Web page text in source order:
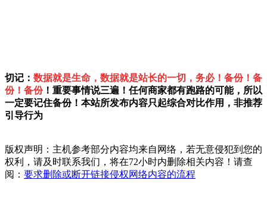
切记： 数据就是生命，数据就是站长的一切，务必！备份！备
份！备份！重要事情说三遍！任何商家都有跑路的可能，所以
一定要记住备份！本站所发布内容只起综合对比作用，非推荐
引导行为
版权声明：主机参考部分内容均来自网络，若无意侵犯到您的
权利，请及时联系我们，将在72小时内删除相关内容！请查
阅： 要求删除或断开链接侵权网络内容的流程